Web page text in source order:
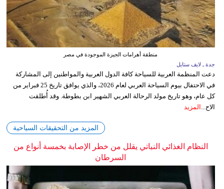
منطقة أهرامات الجيزة الموجودة في مصر
جدة ـ لايف ستايل
دعت المنظمة العربية للسياحة كافة الدول العربية والمواطنين إلى المشاركة
في الاحتفال بيوم السياحة العربي لعام 2026، والذي يوافق تاريخ 25 فبراير من
كل عام، وهو تاريخ مولد الرحالة العربي الشهير ابن بطوطة. وقد أُطلقت
الاح... المزيد
المزيد من التحقيقات السياحية
النظام الغذائي النباتي يقلل من خطر الإصابة بخمسة أنواع من
السرطان